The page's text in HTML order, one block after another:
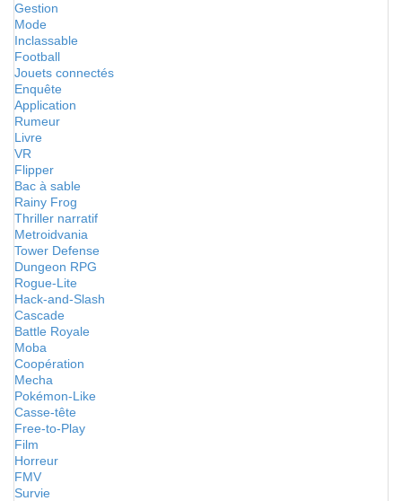
Gestion
Mode
Inclassable
Football
Jouets connectés
Enquête
Application
Rumeur
Livre
VR
Flipper
Bac à sable
Rainy Frog
Thriller narratif
Metroidvania
Tower Defense
Dungeon RPG
Rogue-Lite
Hack-and-Slash
Cascade
Battle Royale
Moba
Coopération
Mecha
Pokémon-Like
Casse-tête
Free-to-Play
Film
Horreur
FMV
Survie